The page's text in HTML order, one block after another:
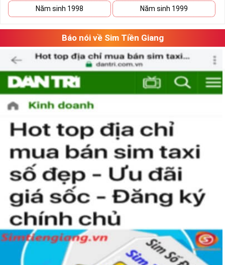
Năm sinh 1998 Năm sinh 1999
Báo nói về Sim Tiền Giang